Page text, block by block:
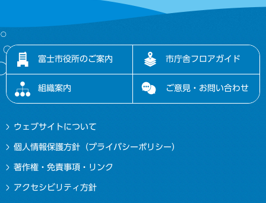
富士市役所のご案内 市庁舎フロアガイド
組織案内 ご意見・お問い合わせ
ウェブサイトについて
個人情報保護方針（プライバシーポリシー）
著作権・免責事項・リンク
アクセシビリティ方針